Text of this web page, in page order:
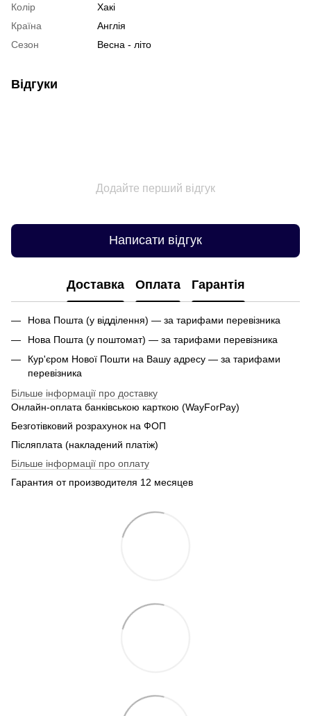
Колір
Хакі
Країна
Англія
Сезон
Весна - літо
Відгуки
Додайте перший відгук
Написати відгук
Доставка Оплата Гарантія
Нова Пошта (у відділення) — за тарифами перевізника
Нова Пошта (у поштомат) — за тарифами перевізника
Кур'єром Нової Пошти на Вашу адресу — за тарифами
перевізника
Більше інформації про доставку
Онлайн-оплата банківською карткою (WayForPay)
Безготівковий розрахунок на ФОП
Післяплата (накладений платіж)
Більше інформації про оплату
Гарантия от производителя 12 месяцев